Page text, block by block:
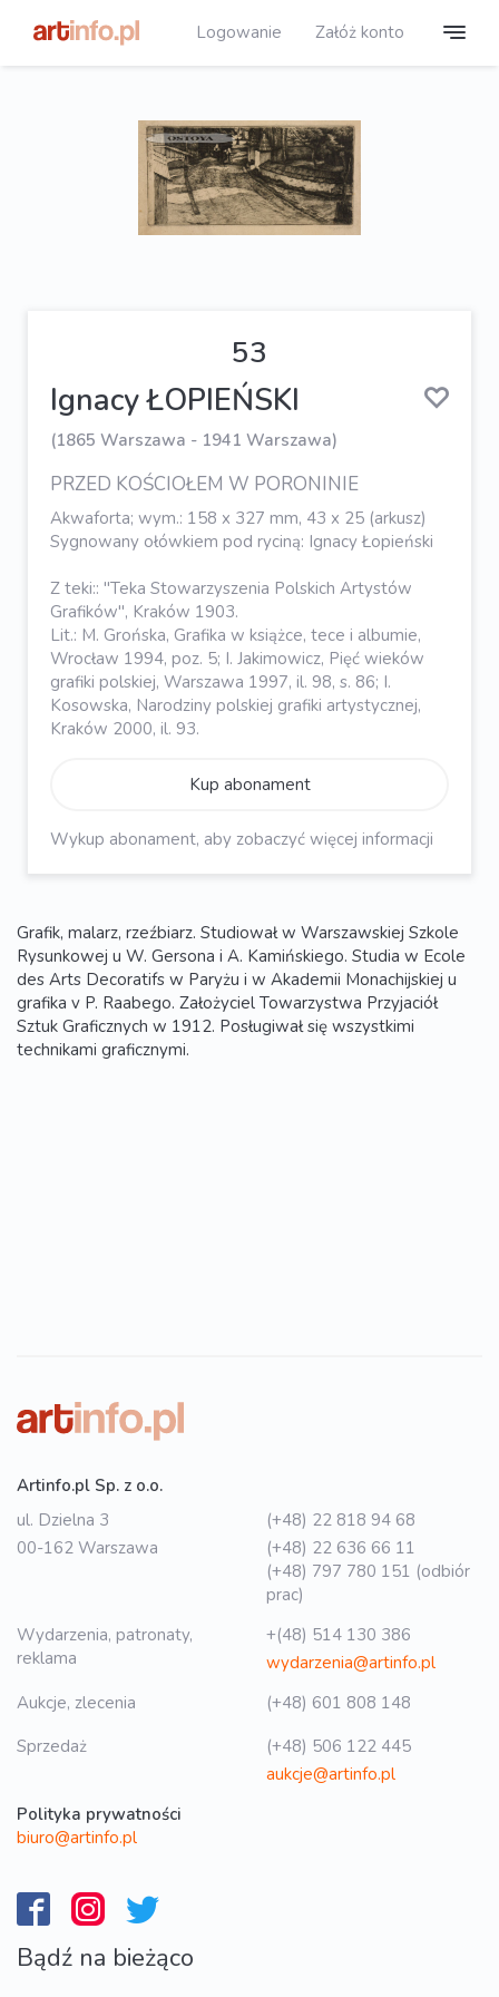
Logowanie Załóż konto
53
Ignacy ŁOPIEŃSKI
(1865 Warszawa - 1941 Warszawa)
PRZED KOŚCIOŁEM W PORONINIE
Akwaforta; wym.: 158 x 327 mm, 43 x 25 (arkusz)
Sygnowany ołówkiem pod ryciną: Ignacy Łopieński
Z teki:: "Teka Stowarzyszenia Polskich Artystów
Grafików", Kraków 1903.
Lit.: M. Grońska, Grafika w książce, tece i albumie,
Wrocław 1994, poz. 5; I. Jakimowicz, Pięć wieków
grafiki polskiej, Warszawa 1997, il. 98, s. 86; I.
Kosowska, Narodziny polskiej grafiki artystycznej,
Kraków 2000, il. 93.
Kup abonament
Wykup abonament, aby zobaczyć więcej informacji
Grafik, malarz, rzeźbiarz. Studiował w Warszawskiej Szkole
Rysunkowej u W. Gersona i A. Kamińskiego. Studia w Ecole
des Arts Decoratifs w Paryżu i w Akademii Monachijskiej u
grafika v P. Raabego. Założyciel Towarzystwa Przyjaciół
Sztuk Graficznych w 1912. Posługiwał się wszystkimi
technikami graficznymi.
Artinfo.pl Sp. z o.o.
ul. Dzielna 3
00-162 Warszawa
(+48) 22 818 94 68
(+48) 22 636 66 11
(+48) 797 780 151 (odbiór
prac)
Wydarzenia, patronaty,
reklama
+(48) 514 130 386
wydarzenia@artinfo.pl
Aukcje, zlecenia
(+48) 601 808 148
Sprzedaż
(+48) 506 122 445
aukcje@artinfo.pl
Polityka prywatności
biuro@artinfo.pl
Bądź na bieżąco